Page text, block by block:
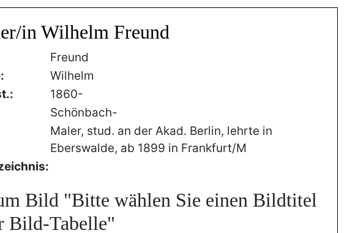
in Wilhelm Freund
Freund
Wilhelm
1860-
Schönbach-
Maler, stud. an der Akad. Berlin, lehrte in
Eberswalde, ab 1899 in Frankfurt/M
Bild "Bitte wählen Sie einen Bildtitel
Bild-Tabelle"